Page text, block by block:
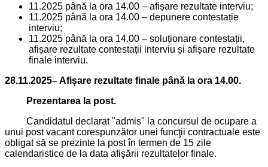
11.2025 până la ora 14.00 – afișare rezultate interviu;
11.2025 până la ora 14.00 – depunere contestație
interviu;
11.2025 până la ora 14.00 – soluționare contestații,
afișare rezultate contestații interviu și afișare rezultate
finale interviu.
28.11.2025– Afișare rezultate finale până la ora 14.00.
Prezentarea la post.
Candidatul declarat "admis" la concursul de ocupare a
unui post vacant corespunzător unei funcţii contractuale este
obligat să se prezinte la post în termen de 15 zile
calendaristice de la data afişării rezultatelor finale.